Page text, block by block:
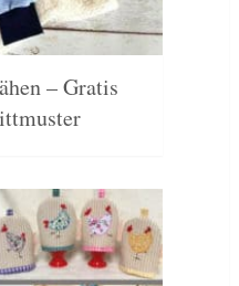
– Gratis